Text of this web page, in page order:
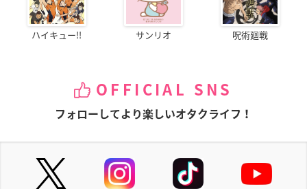
ハイキュー!! サンリオ 呪術廻戦
OFFICIAL SNS
フォローしてより楽しいオタクライフ！